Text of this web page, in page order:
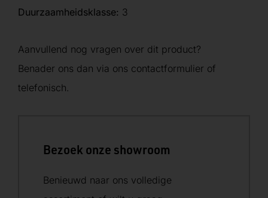
Duurzaamheidsklasse: 3
Aanvullend nog vragen over dit product?
Benader ons dan via ons contactformulier of
telefonisch.
Bezoek onze showroom
Benieuwd naar ons volledige